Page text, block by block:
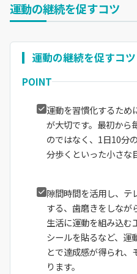
運動の継続を促すコツ
運動の継続を促すコツ
POINT
運動を習慣化するため
が大切です。最初から
のではなく、1日10分
分歩くといった小さな
隙間時間を活用し、テ
する、歯磨きをしなが
生活に運動を組み込む
シールを貼るなど、運
とで達成感が得られ
ります。